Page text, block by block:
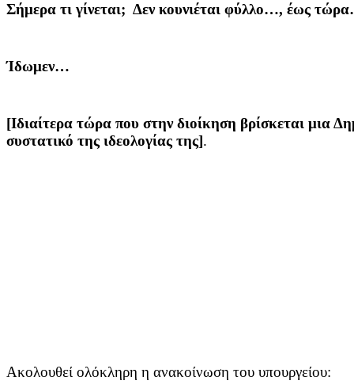
Σήμερα τι γίνεται; Δεν κουνιέται φύλλο…, έως
Ίδωμεν…
[Ιδιαίτερα τώρα που στην διοίκηση βρίσκεται μια
συστατικό της ιδεολογίας της].
Ακολουθεί ολόκληρη η ανακοίνωση του υπουργείου: